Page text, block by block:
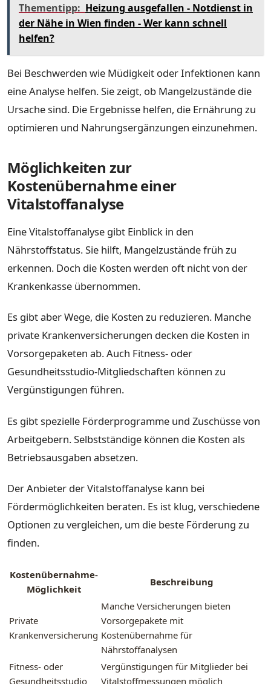
Thementipp: Heizung ausgefallen - Notdienst in
der Nähe in Wien finden - Wer kann schnell
helfen?
Bei Beschwerden wie Müdigkeit oder Infektionen kann
eine Analyse helfen. Sie zeigt, ob Mangelzustände die
Ursache sind. Die Ergebnisse helfen, die Ernährung zu
optimieren und Nahrungsergänzungen einzunehmen.
Möglichkeiten zur
Kostenübernahme einer
Vitalstoffanalyse
Eine Vitalstoffanalyse gibt Einblick in den
Nährstoffstatus. Sie hilft, Mangelzustände früh zu
erkennen. Doch die Kosten werden oft nicht von der
Krankenkasse übernommen.
Es gibt aber Wege, die Kosten zu reduzieren. Manche
private Krankenversicherungen decken die Kosten in
Vorsorgepaketen ab. Auch Fitness- oder
Gesundheitsstudio-Mitgliedschaften können zu
Vergünstigungen führen.
Es gibt spezielle Förderprogramme und Zuschüsse von
Arbeitgebern. Selbstständige können die Kosten als
Betriebsausgaben absetzen.
Der Anbieter der Vitalstoffanalyse kann bei
Fördermöglichkeiten beraten. Es ist klug, verschiedene
Optionen zu vergleichen, um die beste Förderung zu
finden.
Kostenübernahme-
Möglichkeit
Beschreibung
Private
Krankenversicherung
Manche Versicherungen bieten
Vorsorgepakete mit
Kostenübernahme für
Nährstoffanalysen
Fitness- oder
Gesundheitsstudio
Vergünstigungen für Mitglieder bei
Vitalstoffmessungen möglich